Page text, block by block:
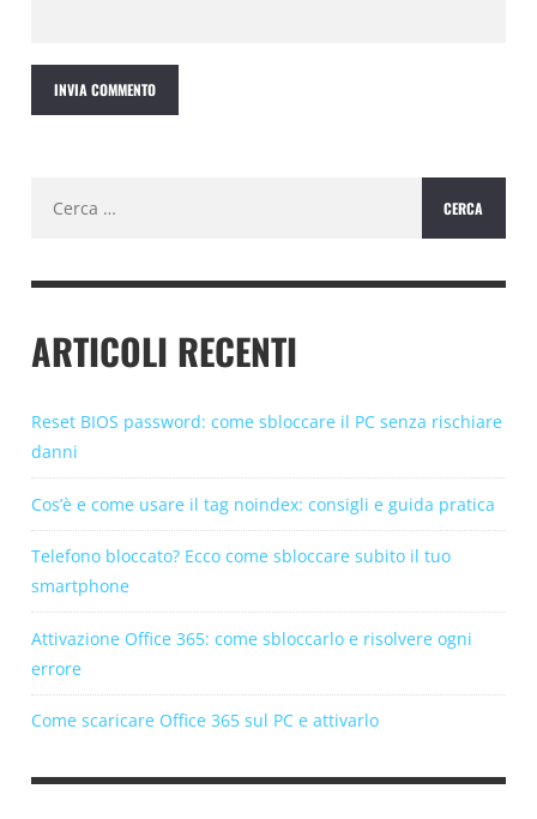
per:
ARTICOLI RECENTI
Reset BIOS password: come sbloccare il PC senza rischiare
danni
Cos’è e come usare il tag noindex: consigli e guida pratica
Telefono bloccato? Ecco come sbloccare subito il tuo
smartphone
Attivazione Office 365: come sbloccarlo e risolvere ogni
errore
Come scaricare Office 365 sul PC e attivarlo